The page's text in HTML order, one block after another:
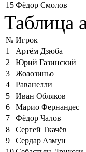
15 Фёдор Смолов
Таблица
№ Игрок
1
Артём Дзюба
2
Юрий Газинский
3
Жоаозиньо
4
Раванелли
5
Иван Обляков
6
Марио Фернандес
7
Фёдор Чалов
8
Сергей Ткачёв
9
Сердар Азмун